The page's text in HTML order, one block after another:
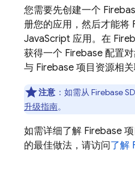
您需要先创建一个
册您的应用，然后才能将
JavaScript 应用。在
获得一个 Firebase 配置
与 Firebase 项目资源相关
注意 ：如需从 Firebase
升级指南。
如需详细了解 Firebase
的最佳做法，请访问了解